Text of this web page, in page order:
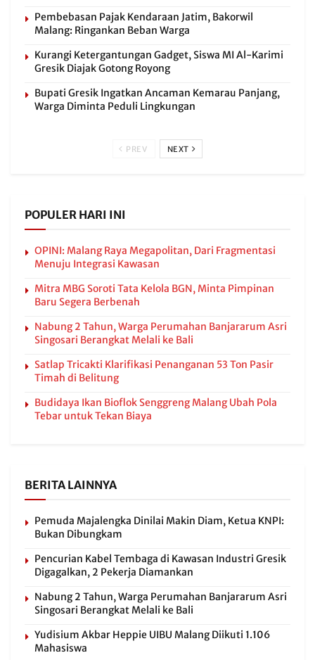
Pembebasan Pajak Kendaraan Jatim, Bakorwil
Malang: Ringankan Beban Warga
Kurangi Ketergantungan Gadget, Siswa MI Al-Karimi
Gresik Diajak Gotong Royong
Bupati Gresik Ingatkan Ancaman Kemarau Panjang,
Warga Diminta Peduli Lingkungan
PREV NEXT
POPULER HARI INI
OPINI: Malang Raya Megapolitan, Dari Fragmentasi
Menuju Integrasi Kawasan
Mitra MBG Soroti Tata Kelola BGN, Minta Pimpinan
Baru Segera Berbenah
Nabung 2 Tahun, Warga Perumahan Banjararum Asri
Singosari Berangkat Melali ke Bali
Satlap Tricakti Klarifikasi Penanganan 53 Ton Pasir
Timah di Belitung
Budidaya Ikan Bioflok Senggreng Malang Ubah Pola
Tebar untuk Tekan Biaya
BERITA LAINNYA
Pemuda Majalengka Dinilai Makin Diam, Ketua KNPI:
Bukan Dibungkam
Pencurian Kabel Tembaga di Kawasan Industri Gresik
Digagalkan, 2 Pekerja Diamankan
Nabung 2 Tahun, Warga Perumahan Banjararum Asri
Singosari Berangkat Melali ke Bali
Yudisium Akbar Heppie UIBU Malang Diikuti 1.106
Mahasiswa